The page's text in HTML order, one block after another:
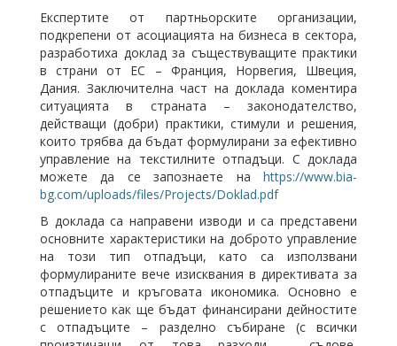
Експертите от партньорските организации,
подкрепени от асоциацията на бизнеса в сектора,
разработиха доклад за съществуващите практики
в страни от ЕС – Франция, Норвегия, Швеция,
Дания. Заключителна част на доклада коментира
ситуацията в страната – законодателство,
действащи (добри) практики, стимули и решения,
които трябва да бъдат формулирани за ефективно
управление на текстилните отпадъци. С доклада
можете да се запознаете на https://www.bia-
bg.com/uploads/files/Projects/Doklad.pdf
В доклада са направени изводи и са представени
основните характеристики на доброто управление
на този тип отпадъци, като са използвани
формулираните вече изисквания в директивата за
отпадъците и кръговата икономика. Основно е
решението как ще бъдат финансирани дейностите
с отпадъците – разделно събиране (с всички